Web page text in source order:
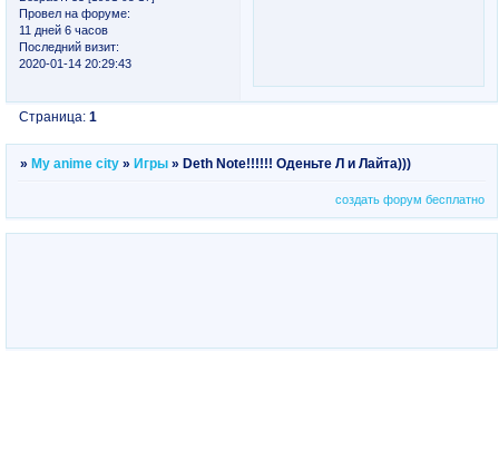
Провел на форуме:
11 дней 6 часов
Последний визит:
2020-01-14 20:29:43
Страница:1
» My anime city » Игры » Deth Note!!!!!! Оденьте Л и Лайта)))
создать форум бесплатно